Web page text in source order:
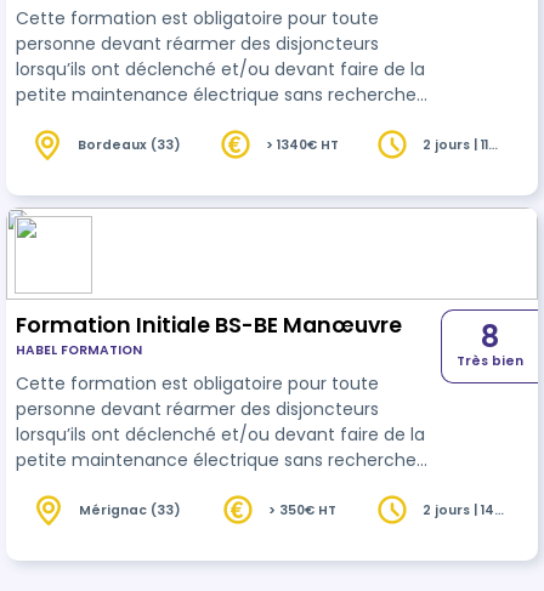
Cette formation est obligatoire pour toute
personne devant réarmer des disjoncteurs
lorsqu’ils ont déclenché et/ou devant faire de la
petite maintenance électrique sans recherche
interrupteurs, des luminaires, des ampoules, des
permettre au personnel réalisant des
interventions élémentaires en Basse Tension, de
Bordeaux (33) > 1340€ HT
2 jours | 11
Formation Initiale BS-BE Manœuvre
HABEL FORMATION
Cette formation est obligatoire pour toute
personne devant réarmer des disjoncteurs
lorsqu’ils ont déclenché et/ou devant faire de la
petite maintenance électrique sans recherche
interrupteurs, des luminaires, des ampoules, des
permettre au personnel réalisant des
8
Très bien
Mérignac (33) > 350€ HT
2 jours | 14